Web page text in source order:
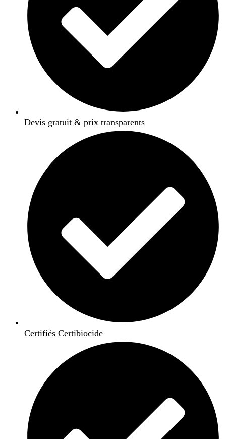
Devis gratuit & prix transparents
Certifiés Certibiocide